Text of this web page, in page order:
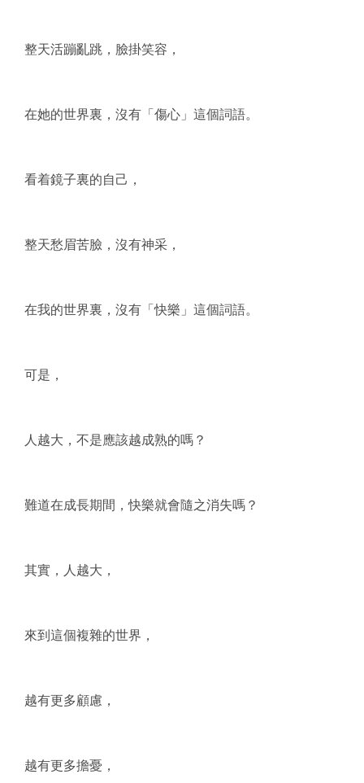
整天活蹦亂跳，臉掛笑容，
在她的世界裏，沒有「傷心」這個詞語。
看着鏡子裏的自己，
整天愁眉苦臉，沒有神采，
在我的世界裏，沒有「快樂」這個詞語。
可是，
人越大，不是應該越成熟的嗎？
難道在成長期間，快樂就會隨之消失嗎？
其實，人越大，
來到這個複雜的世界，
越有更多顧慮，
越有更多擔憂，